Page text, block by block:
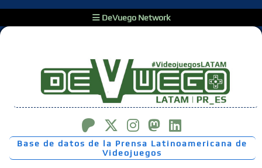
DeVuego Network
Base de datos de la Prensa Latinoamericana de
Videojuegos